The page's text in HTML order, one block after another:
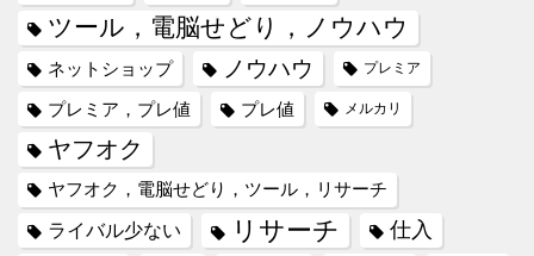
ツール，電脳せどり，ノウハウ
ネットショップ ノウハウ プレミア
プレミア，プレ値 プレ値 メルカリ
ヤフオク
ヤフオク，電脳せどり，ツール，リサーチ
ライバル少ない リサーチ 仕入